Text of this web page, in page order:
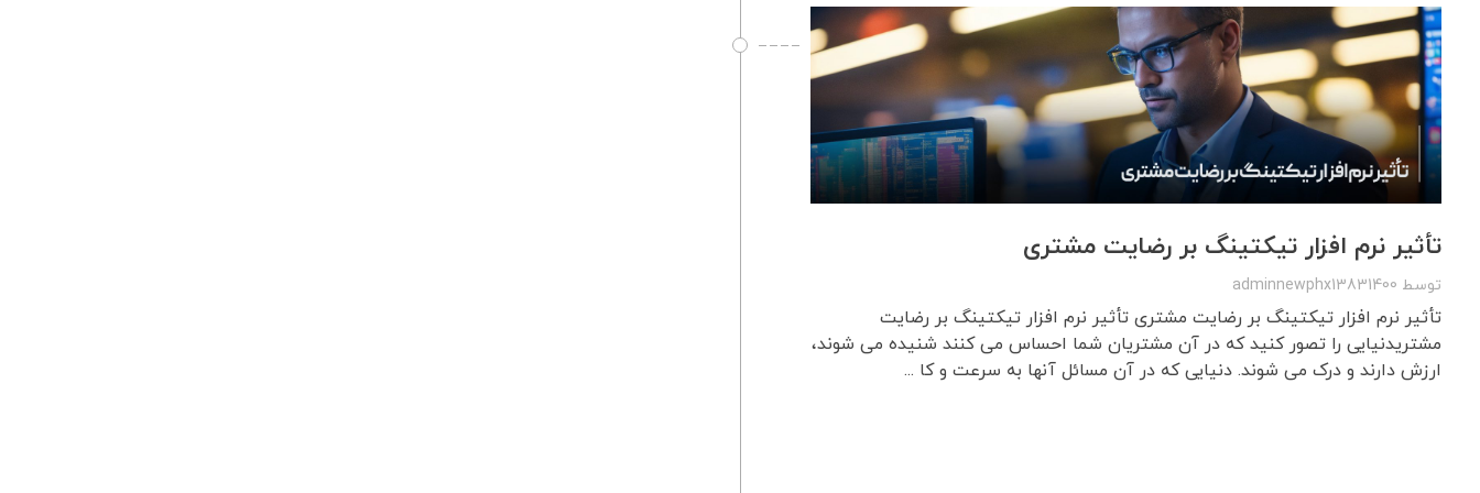
تأثیر نرم افزار تیکتینگ بر رضایت مشتری
توسط adminnewphx13831400
تأثیر نرم افزار تیکتینگ بر رضایت مشتری تأثیر نرم افزار تیکتینگ بر رضایت
مشتریدنیایی را تصور کنید که در آن مشتریان شما احساس می کنند شنیده می شوند،
ارزش دارند و درک می شوند. دنیایی که در آن مسائل آنها به سرعت و کا ...